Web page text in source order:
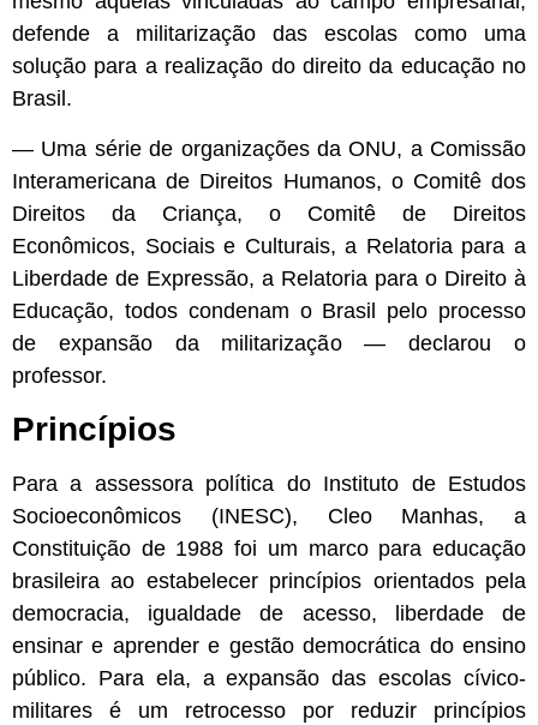
defende a militarização das escolas como uma
solução para a realização do direito da educação no
Brasil.
— Uma série de organizações da ONU, a Comissão
Interamericana de Direitos Humanos, o Comitê dos
Direitos da Criança, o Comitê de Direitos
Econômicos, Sociais e Culturais, a Relatoria para a
Liberdade de Expressão, a Relatoria para o Direito à
Educação, todos condenam o Brasil pelo processo
de expansão da militarização — declarou o
professor.
Princípios
Para a assessora política do Instituto de Estudos
Socioeconômicos (INESC), Cleo Manhas, a
Constituição de 1988 foi um marco para educação
brasileira ao estabelecer princípios orientados pela
democracia, igualdade de acesso, liberdade de
ensinar e aprender e gestão democrática do ensino
público. Para ela, a expansão das escolas cívico-
militares é um retrocesso por reduzir princípios